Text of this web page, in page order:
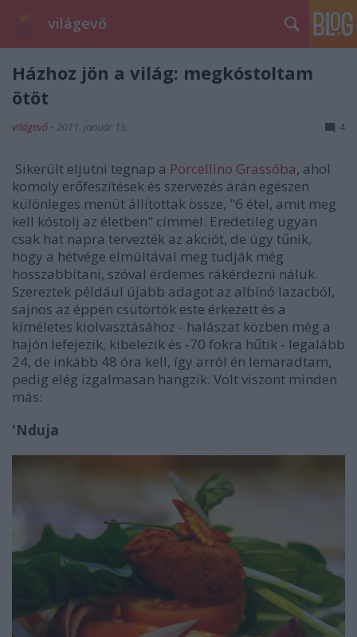
világevő
Házhoz jön a világ: megkóstoltam
ötöt
világevő • 2011. január 15. 4
Sikerült eljutni tegnap a Porcellino Grassóba, ahol
komoly erőfeszítések és szervezés árán egészen
különleges menüt állítottak össze, "6 étel, amit meg
kell kóstolj az életben" címmel. Eredetileg ugyan
csak hat napra tervezték az akciót, de úgy tűnik,
hogy a hétvége elmúltával meg tudják még
hosszabbítani, szóval érdemes rákérdezni náluk.
Szereztek például újabb adagot az albínó lazacból,
sajnos az éppen csütörtök este érkezett és a
kíméletes kiolvasztásához - halászat közben még a
hajón lefejezik, kibelezik és -70 fokra hűtik - legalább
24, de inkább 48 óra kell, így arról én lemaradtam,
pedig elég izgalmasan hangzik. Volt viszont minden
más:
'Nduja